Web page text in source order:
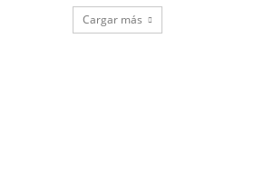
Cargar más